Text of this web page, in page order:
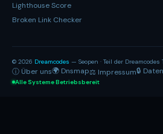
Lighthouse Score
Broken Link Checker
© 2026 Dreamcodes — Seopen · Teil der Dreamcodes
ⓘ Über uns🌍 Dnsmap⚖ Impressum🔒
Alle Systeme Betriebsbereit